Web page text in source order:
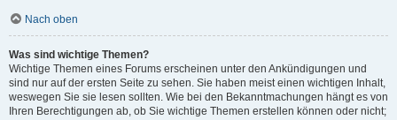
Nach oben
Was sind wichtige Themen?
Wichtige Themen eines Forums erscheinen unter den Ankündigungen und
sind nur auf der ersten Seite zu sehen. Sie haben meist einen wichtigen Inhalt,
weswegen Sie sie lesen sollten. Wie bei den Bekanntmachungen hängt es von
Ihren Berechtigungen ab, ob Sie wichtige Themen erstellen können oder nicht;